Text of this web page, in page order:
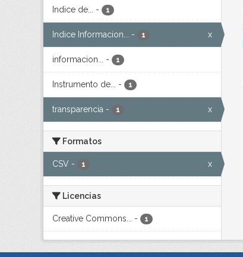
Indice de... - 1
Indice Informacion... - 1 x
informacion... - 1
Instrumento de... - 1
transparencia - 1 x
Formatos
CSV - 1 x
Licencias
Creative Commons... - 1